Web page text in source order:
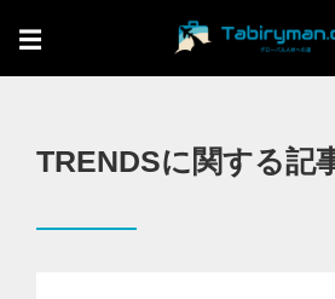
☰
TRENDSに関する記